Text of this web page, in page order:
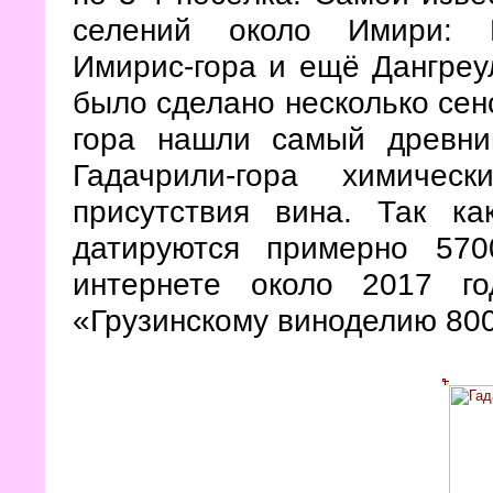
селений около Имири:
Имирис-гора и ещё
было сделано несколько
гора нашли самый
Гадачрили-гора
присутствия вина. Так
датируются примерно
интернете около 2017
«Грузинскому виноделию